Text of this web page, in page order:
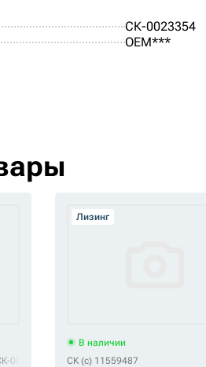
СК-0023354
OEM***
0038704
Лизинг
В наличии
СК (c) 11559487